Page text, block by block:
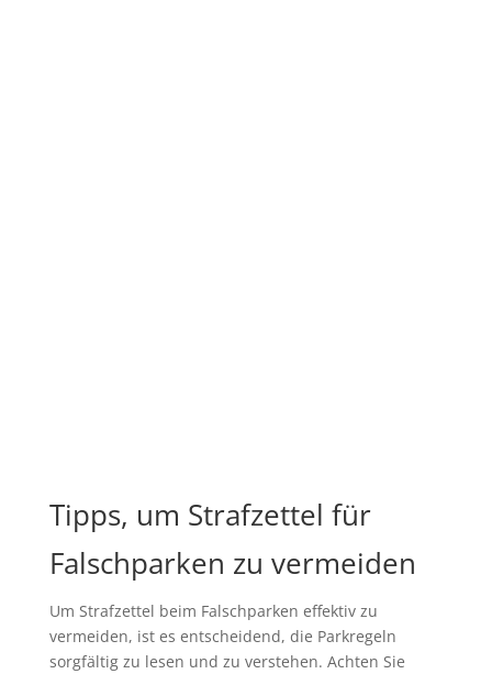
Tipps, um Strafzettel für
Falschparken zu vermeiden
Um Strafzettel beim Falschparken effektiv zu
vermeiden, ist es entscheidend, die Parkregeln
sorgfältig zu lesen und zu verstehen. Achten Sie